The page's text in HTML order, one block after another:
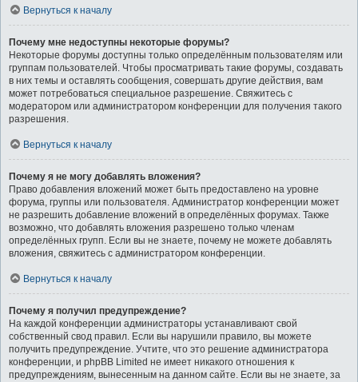
Вернуться к началу
Почему мне недоступны некоторые форумы?
Некоторые форумы доступны только определённым пользователям или
группам пользователей. Чтобы просматривать такие форумы, создавать
в них темы и оставлять сообщения, совершать другие действия, вам
может потребоваться специальное разрешение. Свяжитесь с
модератором или администратором конференции для получения такого
разрешения.
Вернуться к началу
Почему я не могу добавлять вложения?
Право добавления вложений может быть предоставлено на уровне
форума, группы или пользователя. Администратор конференции может
не разрешить добавление вложений в определённых форумах. Также
возможно, что добавлять вложения разрешено только членам
определённых групп. Если вы не знаете, почему не можете добавлять
вложения, свяжитесь с администратором конференции.
Вернуться к началу
Почему я получил предупреждение?
На каждой конференции администраторы устанавливают свой
собственный свод правил. Если вы нарушили правило, вы можете
получить предупреждение. Учтите, что это решение администратора
конференции, и phpBB Limited не имеет никакого отношения к
предупреждениям, вынесенным на данном сайте. Если вы не знаете, за